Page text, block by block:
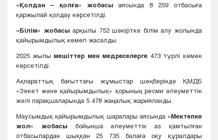
«Қолдан – қолға» жобасы аясында 8 259 отбасыға
қаржылай қолдау көрсетілді.
«Білім» жобасы арқылы 752 шәкіртке білім алу жолында
қайырымдылық көмегі жасалды.
2025 жылы мешіттер мен медреселерге 473 түрлі көмек
көрсетілді.
Ақпараттық бағыттағы жұмыстар шеңберінде ҚМДБ
«Зекет және қайырымдылық» қорының ресми әлеуметтік
желі парақшаларында 5 478 жаңалық жарияланды.
Маусымдық қайырымдылық шаралары аясында «Мектепке
жол» жобасы бойынша әлеуметтік аз қамтылған
отбасылардан шыққан 25 735 балаға оқу құралдары